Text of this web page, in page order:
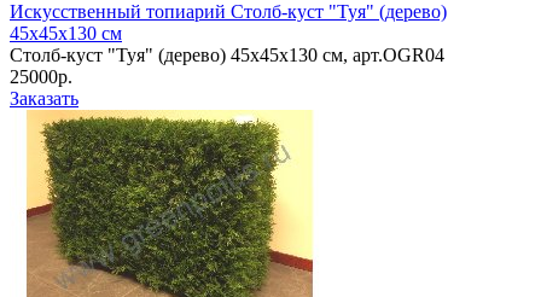
Искусственный топиарий Столб-куст "Туя" (дерево)
45х45х130 см
Столб-куст "Туя" (дерево) 45х45х130 см, арт.OGR04
25000р.
Заказать